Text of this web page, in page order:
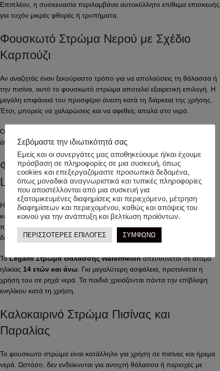
Επιπλέον, η συσκευασία περιλαμβάνει αυτοκόλλητο επίθεμα επισκευής
για τυχόν μικρές φθορές ή τρυπήματα.
Φουσκωτό Στρώμα Νερού με Σχέδιο
Καρπούζι
Αν αναζητάς έναν ξεκούραστο τρόπο για να απολαύσεις τη θάλασσα ή
την πισίνα, αυτό το φουσκωτό στρώμα αποτελεί εξαιρετική επιλογή. Η
μεγάλη επιφάνειά του προσφέρει άνεση κατά τη διάρκεια της χρήσης.
Έτσι, μπορείς να χαλαρώσεις και να αφεθείς απαλά στο νερό.
Οι διαστάσεις του είναι
άνετη στήριξη. Επιπλέον, υποστηρίζει μέγιστο βάρος έως
Φουσκωτή Ξαπλώστρα Θαλάσσης
Legami
Η πολύχρωμη φουσκωτή ξαπλώστρα αποτελεί ιδανική επιλογή για
καλοκαιρινά πάρτι, διακοπές και στιγμές ξεγνοιασιάς. Χάρη στον
πρωτότυπο σχεδιασμό της, αποτελεί επίσης μια όμορφη και
διασκεδαστική πρόταση δώρου για φίλους.
ΤοLegami Στρώμα Θαλάσσης Watermelonαπευθύνεται σε άτομα
ηλικίας 14 ετών και άνω. Για μεγαλύτερη ασφάλεια, προτείνεται η
χρήση του σε ρηχά νερά. Τα παιδιά χρειάζονται πάντα την επίβλεψη
ενηλίκου κατά τη χρήση.
Καλοκαιρινό Στρώμα Πισίνας και
Παραλίας
Το φουσκωτό στρώμα είναι κατάλληλο για χρήση σε πισίνες και ήρεμα
νερά. Ωστόσο, δεν ενδείκνυται για ανοιχτή θάλασσα ή περιοχές με
Σεβόμαστε την ιδιωτικότητά σας
Εμείς και οι συνεργάτες μας αποθηκεύουμε ή/και έχουμε
πρόσβαση σε πληροφορίες σε μια συσκευή, όπως
cookies και επεξεργαζόμαστε προσωπικά δεδομένα,
όπως μοναδικά αναγνωριστικά και τυπικές πληροφορίες
που αποστέλλονται από μια συσκευή για
εξατομικευμένες διαφημίσεις και περιεχόμενο, μέτρηση
διαφημίσεων και περιεχομένου, καθώς και απόψεις του
κοινού για την ανάπτυξη και βελτίωση προϊόντων.
ΠΕΡΙΣΣΟΤΕΡΕΣ ΕΠΙΛΟΓΕΣ ΣΥΜΦΩΝΩ